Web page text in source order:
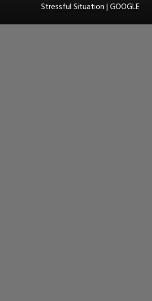
Stressful Situation | GOOGLE